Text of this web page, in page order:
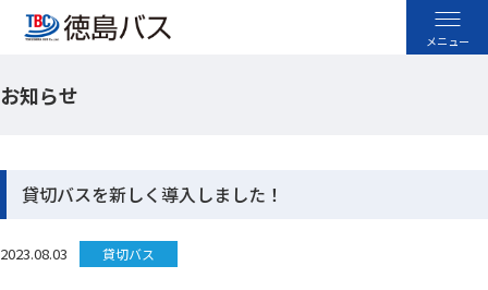
路線バス
お知らせ
貸切バスを新しく導入しました！
2023.08.03 貸切バス